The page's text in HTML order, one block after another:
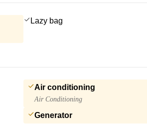
Lazy bag
Air conditioning
Air Conditioning
Generator